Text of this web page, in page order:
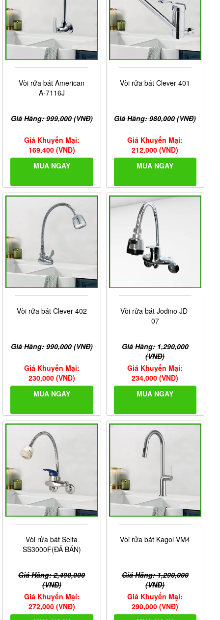
Vòi rửa bát American
A-7116J
Giá Hãng: 999,000 (VNĐ)
Giá Khuyến Mại:
169,400 (VNĐ)
MUA NGAY
Vòi rửa bát Clever 401
Giá Hãng: 980,000 (VNĐ)
Giá Khuyến Mại:
212,000 (VNĐ)
MUA NGAY
Vòi rửa bát Clever 402
Giá Hãng: 990,000 (VNĐ)
Giá Khuyến Mại:
230,000 (VNĐ)
MUA NGAY
Vòi rửa bát Jodino JD-
07
Giá Hãng: 1,290,000
(VNĐ)
Giá Khuyến Mại:
234,000 (VNĐ)
MUA NGAY
Vòi rửa bát Selta
SS3000F(ĐÃ BÁN)
Giá Hãng: 2,490,000
(VNĐ)
Giá Khuyến Mại:
272,000 (VNĐ)
Vòi rửa bát Kagol VM4
Giá Hãng: 1,290,000
(VNĐ)
Giá Khuyến Mại:
290,000 (VNĐ)